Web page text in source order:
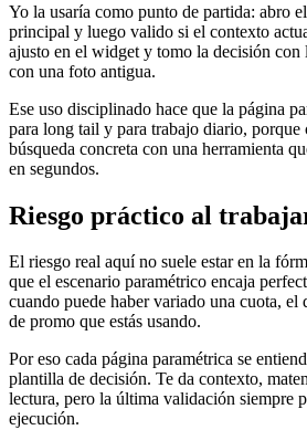
Yo la usaría como punto de partida: abro
principal y luego valido si el contexto
ajusto en el widget y tomo la decisión
con una foto antigua.
Ese uso disciplinado hace que la página
para long tail y para trabajo diario,
búsqueda concreta con una herramienta
en segundos.
Riesgo práctico al
El riesgo real aquí no suele estar en la
que el escenario paramétrico encaja
cuando puede haber variado una cuota,
de promo que estás usando.
Por eso cada página paramétrica se
plantilla de decisión. Te da contexto,
lectura, pero la última validación siempre
ejecución.